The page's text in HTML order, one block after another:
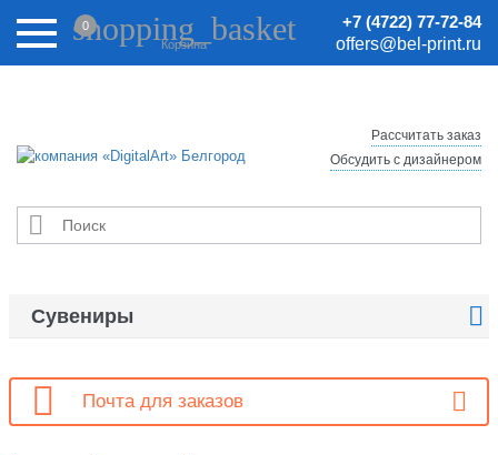
Внимание! Цены на сайте могут быть неактуальными.
Актуальные цены уточняйте у менеджеров.
+7 (4722) 77-72-84
offers@bel-print.ru
shopping_basket
Корзина
0

Рассчитать заказ
Обсудить с дизайнером
Сувениры 
 Почта для заказов